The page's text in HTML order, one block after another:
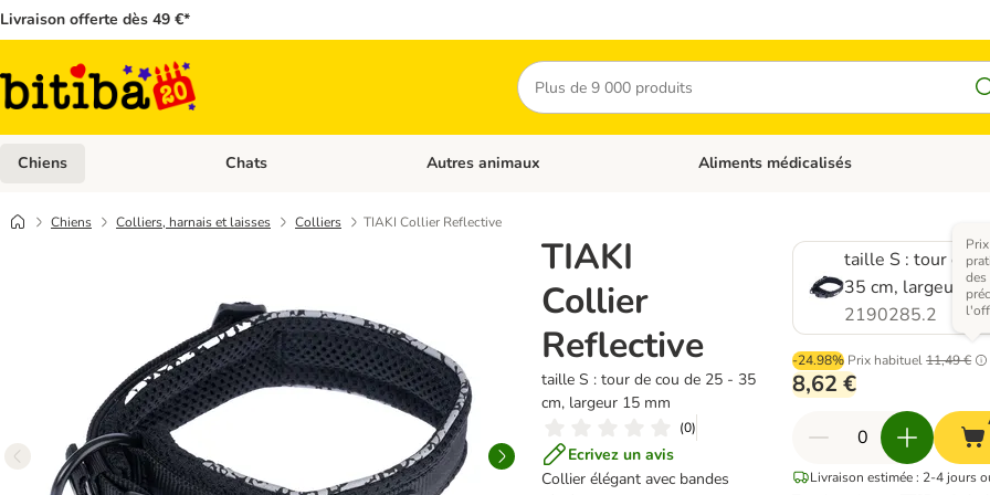
Livraison offerte dès 49 €*
Rechercher
Chiens Dérouler les catégories: Chiens
Chats Dérouler les catégories: Chats
Autres animaux Dérouler les catégories: Autres animaux
Aliments médicalisés
Chiens Colliers, harnais et laisses Colliers TIAKI Collier Reflective
TIAKI
Collier
Reflective
taille S : tour de cou de 25 - 35
cm, largeur 15 mm
(0)
Ecrivez un avis
Collier élégant avec bandes
taille S : tour de
35 cm, largeur
2190285.2
-24.98% Prix habituel11,49 €
8,62 €
Livraison estimée : 2-4 jours